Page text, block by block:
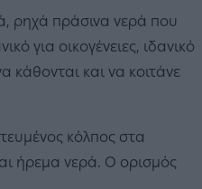
ρηχά πράσινα νερά που
για οικογένειες, ιδανικό
κάθονται και να κοιτάνε
κόλπος στα
ήρεμα νερά. Ο ορισμός